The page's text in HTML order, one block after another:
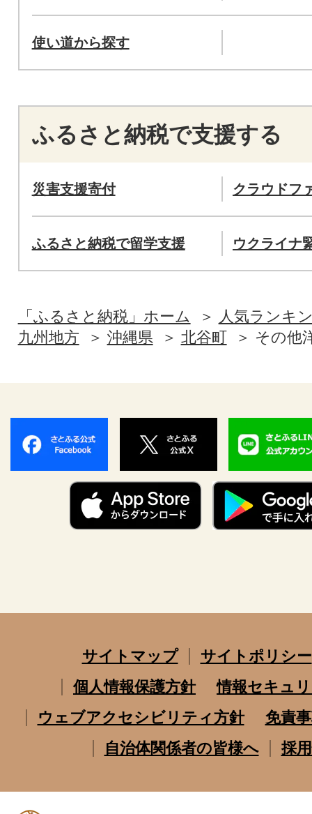
使い道から探す
ふるさと納税で支援する
災害支援寄付 クラウドフ
ふるさと納税で留学支援 ウクライナ
「ふるさと納税」ホーム
人気ランキ
九州地方
沖縄県 北谷町 その他
サイトマップ
サイトポリシー
個人情報保護方針
情報セキュ
ウェブアクセシビリティ方針
免責
自治体関係者の皆様へ
採